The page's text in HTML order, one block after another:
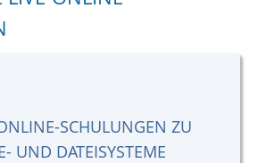
SCHULUNGEN ZU
UND DATEISYSTEME